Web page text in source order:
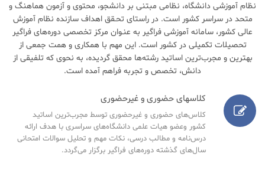
نظام آموزشی دانشگاه، نظامی مبتنی بر دانشجو، محتوی و آزمون هماهنگ و
متحد در سراسر کشور است. در راستای تحـقق اهداف سازنده نظام آموزش
عالی کشور، سامانه آموزشی فراگیر به عنـوان مرکز تخصصی دوره‌های فراگیر
تحصیلات تکمیلی در کشور است. این مهم با همکاری و همت جمعی از
بهترین و مجرب‌ترین اساتید رشته‌ها محقق گردیده، به نحوی که تلفیقی از
دانش، تخصص و تجربه فراهم آمده است.
کلاسهای حضوری و غیرحضوری
کلاس‌های حضوری و غیرحضوری توسط مجرب‌ترین اساتید
کشور وعضو هیات علمی دانشگاه‌های سراسری با هدف ارائه
درس‌نامه‌ و مطالب درسی، نکات مهم و تحلیل سوالات امتحانی
سال‌های گذشته دوره‌های فراگیر برگزار می‌گردد.